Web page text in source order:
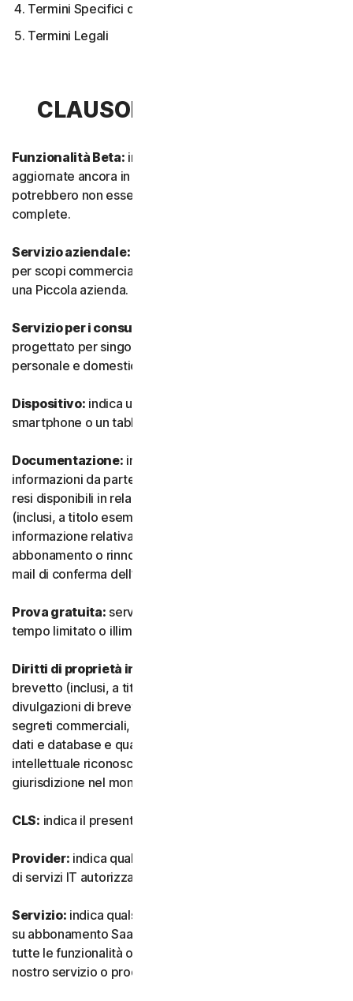
Termini Specifici di alcuni Servizi
Termini Legali
CLAUSOLA 1 - DEFINIZIONI
Funzionalità Beta: indica funzionalità nuove e/o
aggiornate ancora in modalità test. Tali funzionalità
potrebbero non essere ancora completamente attive o
complete.
Servizio aziendale:
per scopi commerciali e destinato all’utilizzo interno in
una Piccola azienda.
Servizio per i consumatori:
progettato per singoli consumatori e destinato all’utilizzo
personale e domestico.
Dispositivo: indica un computer, un laptop, uno
smartphone o un tablet.
Documentazione: indica tutti i documenti e le
informazioni da parte nostra che accompagnano o sono
resi disponibili in relazione al Servizio e/o al Software
(inclusi, a titolo esemplificativo e non esaustivo, qualsiasi
informazione relativa a confezione, acquisto,
abbonamento o rinnovo, come un acquisto, ricevuta o e-
mail di conferma dell’iscrizione o del rinnovo).
Prova gratuita: servizio offerto su base gratuita, a
tempo limitato o illimitato.
Diritti di proprietà intellettuale:
brevetto (inclusi, a titolo esemplificativo, domande e
divulgazioni di brevetti), invenzioni, diritti d’autore,
segreti commerciali, diritti morali, know-how, diritti su
dati e database e qualsiasi altro diritto di proprietà
intellettuale riconosciuto in qualsiasi Paese o
giurisdizione nel mondo.
CLS: indica il presente Contratto di Licenza e Servizi.
Provider: indica qualsiasi nostro rivenditore o provider
di servizi IT autorizzato.
Servizio: indica qualsiasi nostro servizio o offerta basata
su abbonamento SaaS (software as-a-service) insieme a
tutte le funzionalità o servizi associati, nonché qualsiasi
nostro servizio o prodotto una tantum.